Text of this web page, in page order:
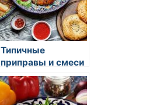
Типичные
приправы и смеси
специй в
азиатской
гастрономии